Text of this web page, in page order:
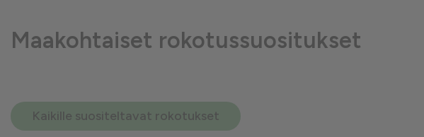
Maakohtaiset rokotussuositukset
Kaikille suositeltavat rokotukset